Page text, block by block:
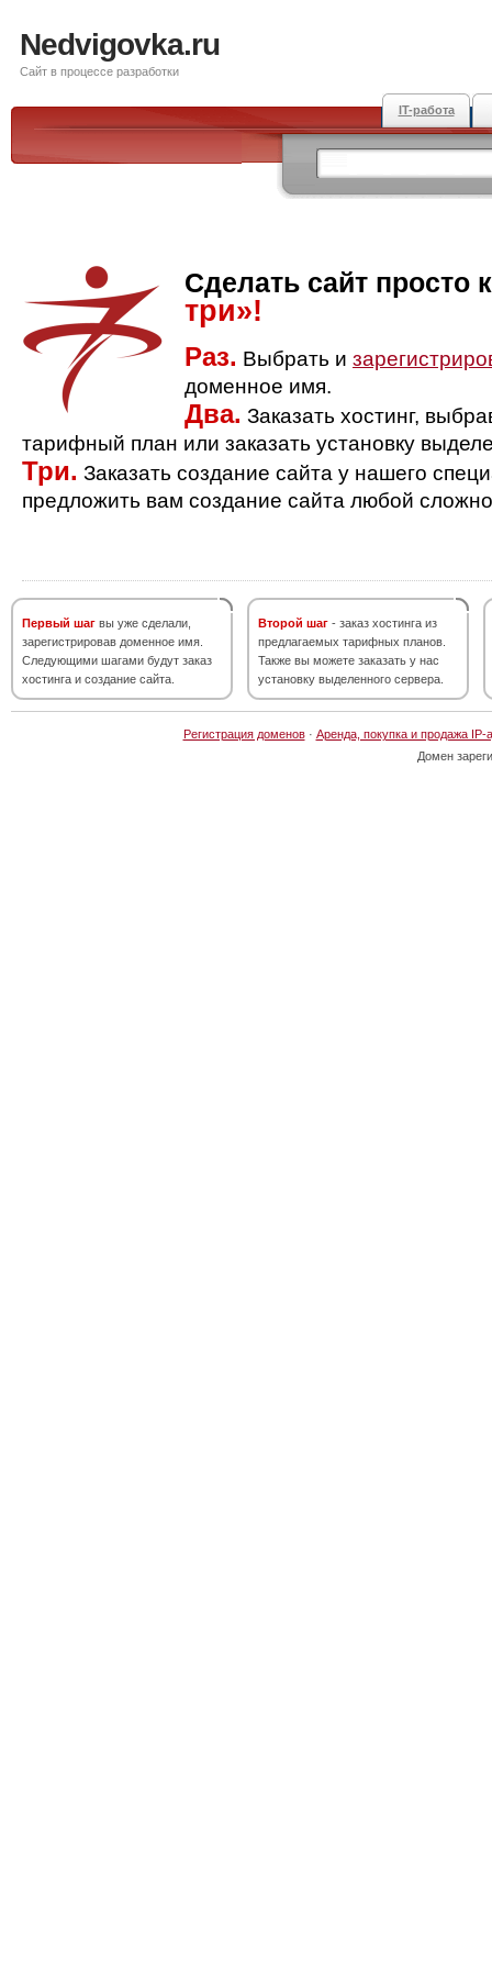
Nedvigovka.ru
Сайт в процессе разработки
IT-работа
Сделать сайт просто
три»!
Раз. Выбрать и
доменное имя.
Два. Заказать хостинг,
тарифный план или заказать установку
Три. Заказать создание сайта у нашего
предложить вам создание сайта любой
Первый шаг вы уже сделали,
зарегистрировав доменное имя.
Следующими шагами будут заказ
хостинга и создание сайта.
Второй шаг - заказ хостинга из
предлагаемых тарифных планов.
Также вы можете заказать у нас
установку выделенного сервера.
Регистрация доменов· Аренда, покупка и продажа IP-
Домен